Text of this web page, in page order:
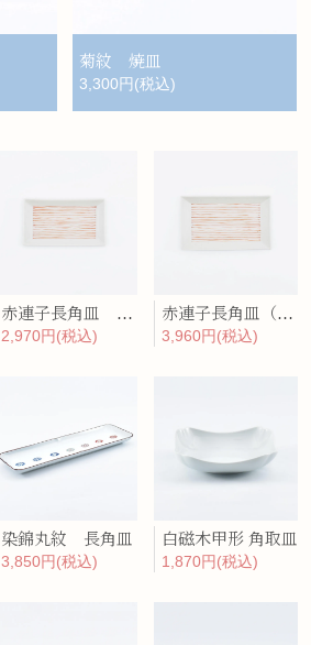
菊紋 焼皿
3,300円(税込)
赤連子長角皿 (小)
2,970円(税込)
赤連子長角皿（大）
3,960円(税込)
染錦丸紋 長角皿
3,850円(税込)
白磁木甲形 角取皿
1,870円(税込)